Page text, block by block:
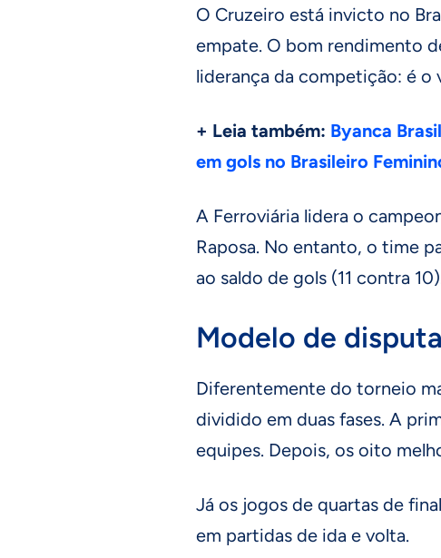
O Cruzeiro está invicto no
empate. O bom rendimento
liderança da competição: é o
+ Leia também: Byanca
em gols no Brasileiro
A Ferroviária lidera o
Raposa. No entanto, o time
ao saldo de gols (11 contra
Modelo de
Diferentemente do torneio
dividido em duas fases. A
equipes. Depois, os oito
Já os jogos de quartas de
em partidas de ida e volta.